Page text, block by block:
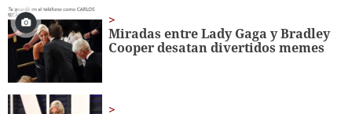
Miradas entre Lady Gaga y Bradley
Cooper desatan divertidos memes